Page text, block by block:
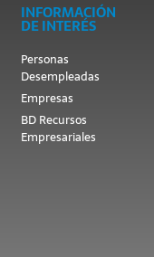
INFORMACIÓN
DE INTERÉS
Personas
Desempleadas
Empresas
BD Recursos
Empresariales